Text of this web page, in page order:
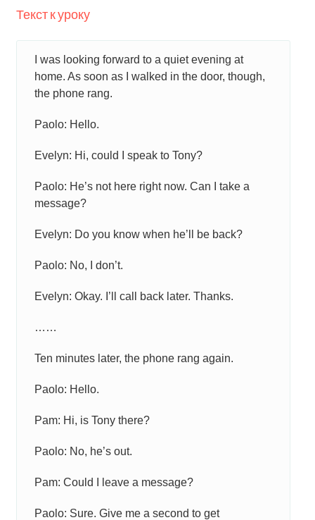
Текст к уроку
I was looking forward to a quiet evening at
home. As soon as I walked in the door, though,
the phone rang.
Paolo: Hello.
Evelyn: Hi, could I speak to Tony?
Paolo: He’s not here right now. Can I take a
message?
Evelyn: Do you know when he’ll be back?
Paolo: No, I don’t.
Evelyn: Okay. I’ll call back later. Thanks.
……
Ten minutes later, the phone rang again.
Paolo: Hello.
Pam: Hi, is Tony there?
Paolo: No, he’s out.
Pam: Could I leave a message?
Paolo: Sure. Give me a second to get